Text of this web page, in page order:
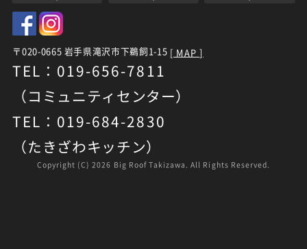
〒020-0665 岩手県滝沢市下鵜飼1-15 [ MAP ]
TEL：019-656-7811
（コミュニティセンター）
TEL：019-684-2830
（たきざわキッチン）
Copyright (C)2026 Big Roof Takizawa. All Rights Reserved.